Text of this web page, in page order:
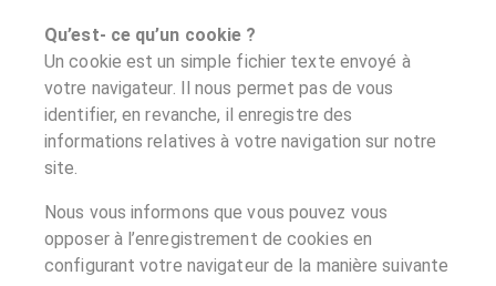
Qu’est- ce qu’un cookie ?
Un cookie est un simple fichier texte envoyé à
votre navigateur. Il nous permet pas de vous
identifier, en revanche, il enregistre des
informations relatives à votre navigation sur notre
site.
Nous vous informons que vous pouvez vous
opposer à l’enregistrement de cookies en
configurant votre navigateur de la manière suivante